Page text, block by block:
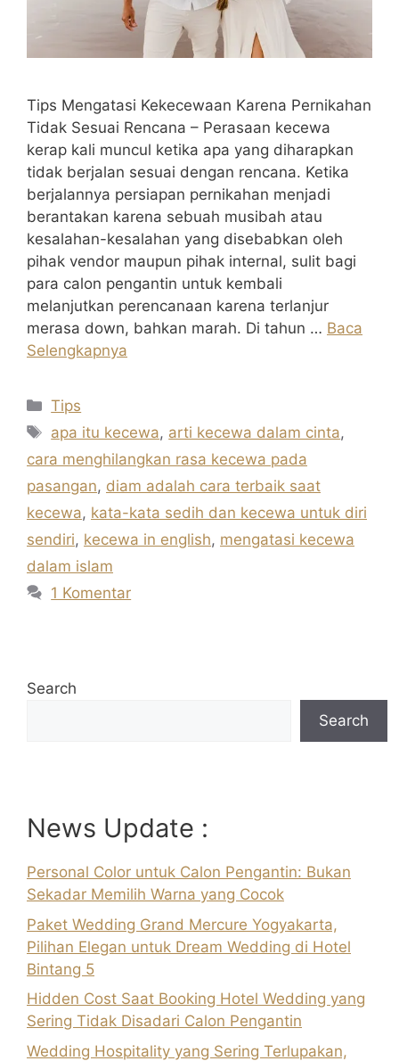
Tips Mengatasi Kekecewaan Karena Pernikahan
Tidak Sesuai Rencana – Perasaan kecewa
kerap kali muncul ketika apa yang diharapkan
tidak berjalan sesuai dengan rencana. Ketika
berjalannya persiapan pernikahan menjadi
berantakan karena sebuah musibah atau
kesalahan-kesalahan yang disebabkan oleh
pihak vendor maupun pihak internal, sulit bagi
para calon pengantin untuk kembali
melanjutkan perencanaan karena terlanjur
merasa down, bahkan marah. Di tahun … Baca
Selengkapnya
Kategori
Tips
Tag
apa itu kecewa, arti kecewa dalam cinta,
cara menghilangkan rasa kecewa pada
pasangan, diam adalah cara terbaik saat
kecewa, kata-kata sedih dan kecewa untuk diri
sendiri, kecewa in english, mengatasi kecewa
dalam islam
1 Komentar
Search
Search
News Update :
Personal Color untuk Calon Pengantin: Bukan
Sekadar Memilih Warna yang Cocok
Paket Wedding Grand Mercure Yogyakarta,
Pilihan Elegan untuk Dream Wedding di Hotel
Bintang 5
Hidden Cost Saat Booking Hotel Wedding yang
Sering Tidak Disadari Calon Pengantin
Wedding Hospitality yang Sering Terlupakan,